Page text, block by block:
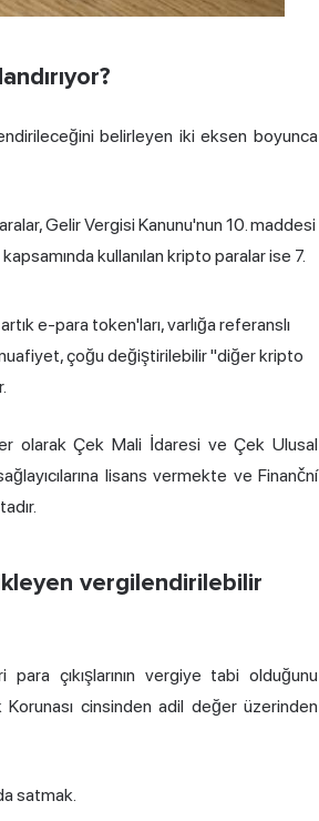
belirleyen iki eksen boyunca
Gelir Vergisi Kanunu'nun 10. maddesi
kullanılan kripto paralar ise 7.
e-para token'ları, varlığa referanslı
muafiyet, çoğu değiştirilebilir "diğer kripto
olarak Çek Mali İdaresi ve Çek Ulusal
lisans vermekte ve Finanční
vergilendirilebilir
çıkışlarının vergiye tabi olduğunu
cinsinden adil değer üzerinden
satmak.